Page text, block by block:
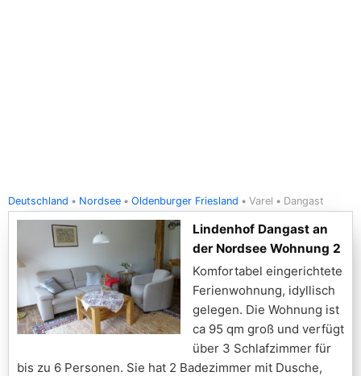
Deutschland Nordsee Oldenburger Friesland Varel Dangast
Lindenhof Dangast an
der Nordsee Wohnung 2
Komfortabel eingerichtete
Ferienwohnung, idyllisch
gelegen. Die Wohnung ist
ca 95 qm groß und verfügt
über 3 Schlafzimmer für
bis zu 6 Personen. Sie hat 2 Badezimmer mit Dusche,